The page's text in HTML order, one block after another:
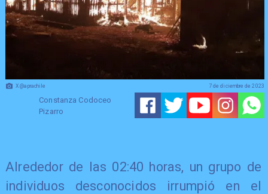
X @aprachile
Constanza Codoceo
Pizarro
7 de diciembre de 2023
Alrededor de las 02:40 horas, un grupo de
individuos desconocidos irrumpió en el